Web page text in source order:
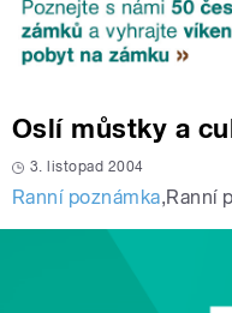
Oslí můstky a
3. listopad 2004
Ranní poznámka,Ranní